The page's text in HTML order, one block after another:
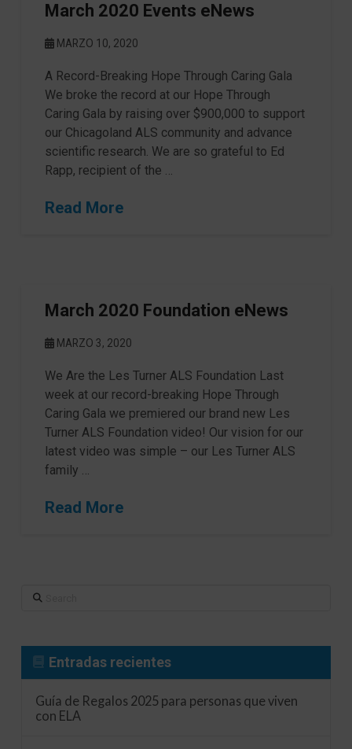
March 2020 Events eNews
MARZO 10, 2020
A Record-Breaking Hope Through Caring Gala
We broke the record at our Hope Through
Caring Gala by raising over $900,000 to support
our Chicagoland ALS community and advance
scientific research. We are so grateful to Ed
Rapp, recipient of the …
Read More
March 2020 Foundation eNews
MARZO 3, 2020
We Are the Les Turner ALS Foundation Last
week at our record-breaking Hope Through
Caring Gala we premiered our brand new Les
Turner ALS Foundation video! Our vision for our
latest video was simple – our Les Turner ALS
family …
Read More
Search
Entradas recientes
Guía de Regalos 2025 para personas que viven
con ELA